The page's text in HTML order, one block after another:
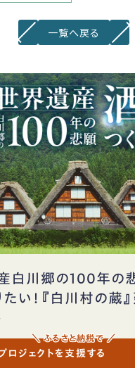
一覧へ戻る
白川郷の100年の
たい！『白川村の蔵
ロジェクトを支援する
＼ ふるさと納税で ／